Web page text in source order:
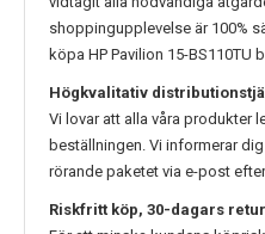
shoppingupplevelse är 100%
köpa HP Pavilion 15-BS110TU
Högkvalitativ
Vi lovar att alla våra produkter
beställningen. Vi informerar
rörande paketet via e-post
Riskfritt köp, 30-dagars